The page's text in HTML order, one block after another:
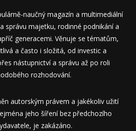
naučný magazín a multimediální
správu majetku, rodinné podnikání a
generacemi. Věnuje se tématům,
a často i složitá, od investic a
nástupnictví a správu až po roli
rozhodování.
autorským právem a jakékoliv užití
jeho šíření bez předchozího
je zakázáno.